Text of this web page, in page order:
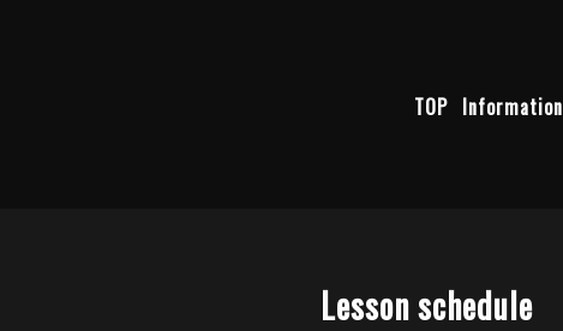
TOP Information
Lesson schedule